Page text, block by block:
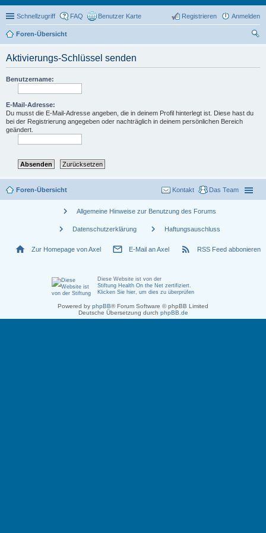
Schnellzugriff FAQ Benutzer Karte Anmelden
Registrieren
Foren-Übersicht
Aktivierungs-Schlüssel senden
Benutzername:
E-Mail-Adresse:
Du musst die E-Mail-Adresse angeben, die in deinem Profil hinterlegt ist. Diese hast du
bei der Registrierung angegeben oder nachträglich in deinem persönlichen Bereich
geändert.
Foren-Übersicht Das Team
Kontakt
chevron_right Allgemeine Hinweise zur Benutzung des Forums
chevron_right Datenschutzerklärung chevron_right Haftungsauschluss
home Zur Homepage von Axel mail_outline E-Mail an Axel rss_feed RSS Feed abbonieren
Diese Website ist von der
Stiftung Health On the Net zertifiziert.
Klicken Sie hier, um dies zu überprüfen
Powered by phpBB® Forum Software © phpBB Limited
Deutsche Übersetzung durch phpBB.de